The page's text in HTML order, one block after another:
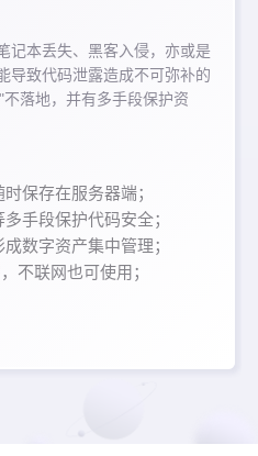
记本丢失、黑客入侵，亦或是
导致代码泄露造成不可弥补的
落地，并有多手段保护资
保存在服务器端；
手段保护代码安全；
数字资产集中管理；
不联网也可使用；